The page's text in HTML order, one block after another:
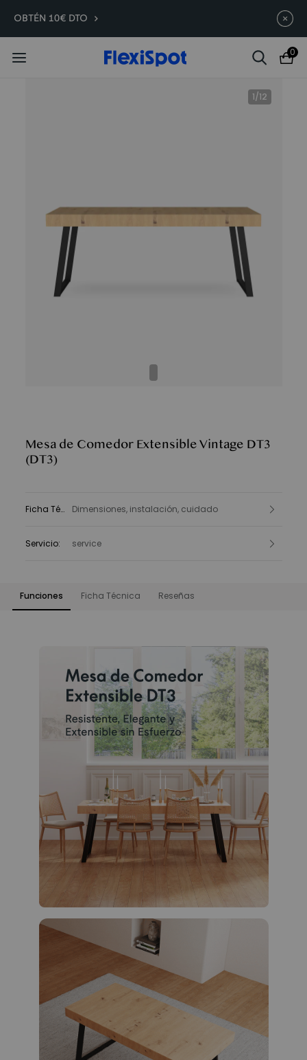
Compra antes, ahorra más | E7
Plus -200 €
: 43
0
1/12
Mesa de Comedor Extensible Vintage DT3
(DT3)
Ficha Técnica :
Dimensiones, instalación, cuidado
Servicio: service
Funciones Ficha Técnica Reseñas
OBTÉN 10€ DTO